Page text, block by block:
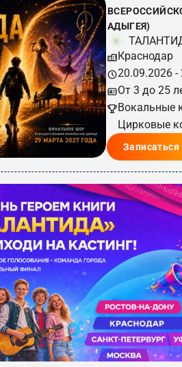
АДЫГЕЯ)
Краснодар
20.09.2026 -
От 3 до 25
Вокальные
Цирковые
Записаться